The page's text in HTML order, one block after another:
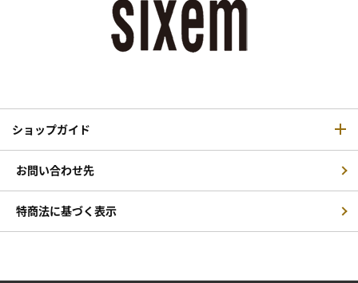
ショップガイド
お問い合わせ先
特商法に基づく表示